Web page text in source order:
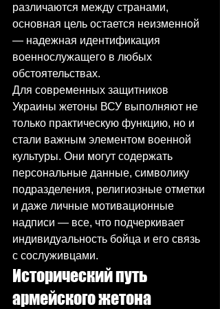
различаются между странами,
основная цель остается неизменной
— надежная идентификация
военнослужащего в любых
обстоятельствах.
Для современных защитников
Украины жетоны ВСУ выполняют не
только практическую функцию, но и
стали важным элементом военной
культуры. Они могут содержать
персональные данные, символику
подразделения, религиозные отметки
и даже личные мотивационные
надписи — все, что подчеркивает
индивидуальность бойца и его связь
с сослуживцами.
Исторический путь
армейского жетона